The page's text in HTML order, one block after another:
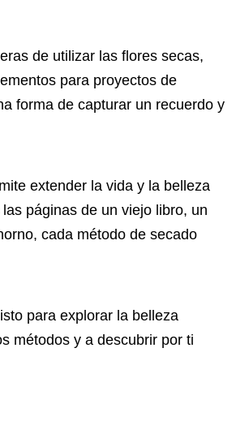
de utilizar las flores secas,
para proyectos de
forma de capturar un recuerdo y
extender la vida y la belleza
páginas de un viejo libro, un
cada método de secado
para explorar la belleza
métodos y a descubrir por ti